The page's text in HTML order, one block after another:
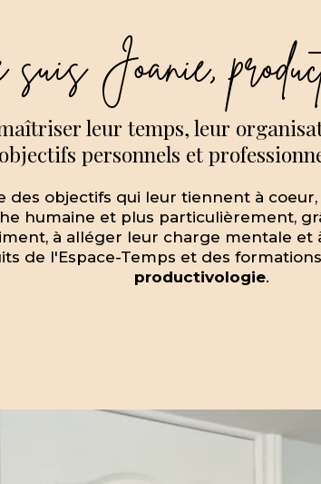
Joanie,
leur temps, leur
personnels et
des objectifs qui leur tiennent à
humaine et plus particulièrement,
à alléger leur charge mentale
de l'Espace-Temps et des
productivologie.